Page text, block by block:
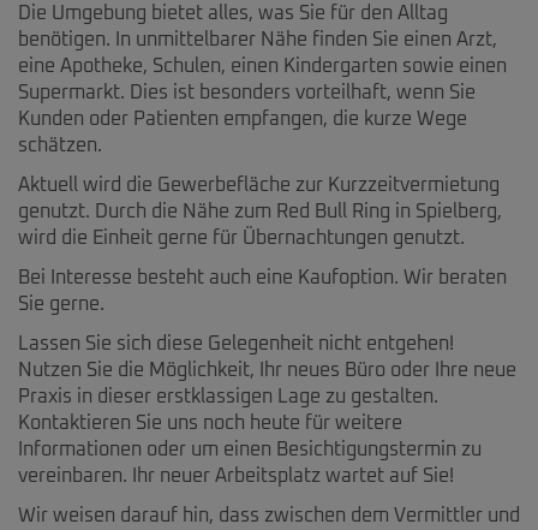
Die Umgebung bietet alles, was Sie für den Alltag
benötigen. In unmittelbarer Nähe finden Sie einen Arzt,
eine Apotheke, Schulen, einen Kindergarten sowie einen
Supermarkt. Dies ist besonders vorteilhaft, wenn Sie
Kunden oder Patienten empfangen, die kurze Wege
schätzen.
Aktuell wird die Gewerbefläche zur Kurzzeitvermietung
genutzt. Durch die Nähe zum Red Bull Ring in Spielberg,
wird die Einheit gerne für Übernachtungen genutzt.
Bei Interesse besteht auch eine Kaufoption. Wir beraten
Sie gerne.
Lassen Sie sich diese Gelegenheit nicht entgehen!
Nutzen Sie die Möglichkeit, Ihr neues Büro oder Ihre neue
Praxis in dieser erstklassigen Lage zu gestalten.
Kontaktieren Sie uns noch heute für weitere
Informationen oder um einen Besichtigungstermin zu
vereinbaren. Ihr neuer Arbeitsplatz wartet auf Sie!
Wir weisen darauf hin, dass zwischen dem Vermittler und